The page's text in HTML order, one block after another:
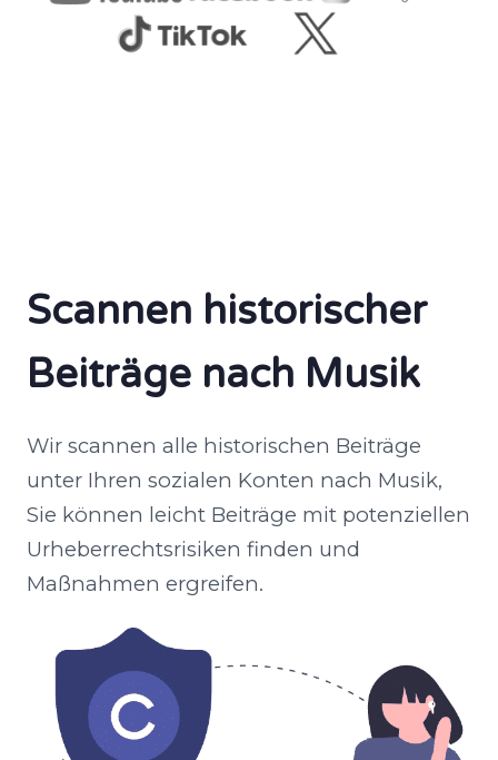
Scannen historischer
Beiträge nach Musik
Wir scannen alle historischen Beiträge
unter Ihren sozialen Konten nach Musik,
Sie können leicht Beiträge mit potenziellen
Urheberrechtsrisiken finden und
Maßnahmen ergreifen.